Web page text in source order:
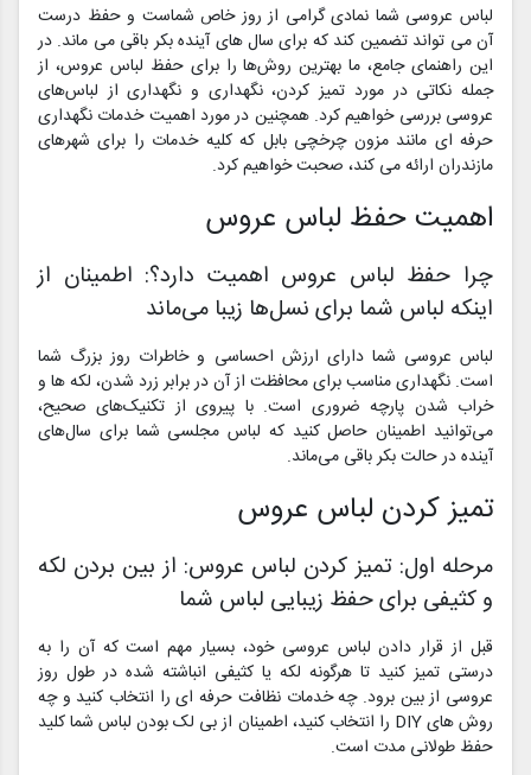
لباس عروسی شما نمادی گرامی از روز خاص شماست و حفظ درست
آن می تواند تضمین کند که برای سال های آینده بکر باقی می ماند. در
این راهنمای جامع، ما بهترین روش‌ها را برای حفظ لباس عروس، از
جمله نکاتی در مورد تمیز کردن، نگهداری و نگهداری از لباس‌های
عروسی بررسی خواهیم کرد. همچنین در مورد اهمیت خدمات نگهداری
حرفه ای مانند مزون چرخچی بابل که کلیه خدمات را برای شهرهای
مازندران ارائه می کند، صحبت خواهیم کرد.
اهمیت حفظ لباس عروس
چرا حفظ لباس عروس اهمیت دارد؟: اطمینان از
اینکه لباس شما برای نسل‌ها زیبا می‌ماند
لباس عروسی شما دارای ارزش احساسی و خاطرات روز بزرگ شما
است. نگهداری مناسب برای محافظت از آن در برابر زرد شدن، لکه ها و
خراب شدن پارچه ضروری است. با پیروی از تکنیک‌های صحیح،
می‌توانید اطمینان حاصل کنید که لباس مجلسی شما برای سال‌های
آینده در حالت بکر باقی می‌ماند.
تمیز کردن لباس عروس
مرحله اول: تمیز کردن لباس عروس: از بین بردن لکه
و کثیفی برای حفظ زیبایی لباس شما
قبل از قرار دادن لباس عروسی خود، بسیار مهم است که آن را به
درستی تمیز کنید تا هرگونه لکه یا کثیفی انباشته شده در طول روز
عروسی از بین برود. چه خدمات نظافت حرفه ای را انتخاب کنید و چه
روش های DIY را انتخاب کنید، اطمینان از بی لک بودن لباس شما کلید
حفظ طولانی مدت است.